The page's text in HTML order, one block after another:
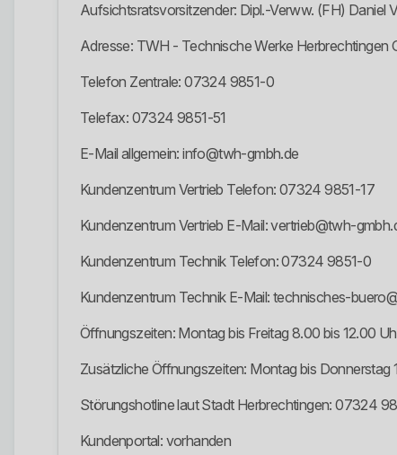
Aufsichtsratsvorsitzender: Dipl.-Verww. (FH) Daniel
Adresse: TWH - Technische Werke
Telefon Zentrale: 07324 9851-0
Telefax: 07324 9851-51
E-Mail allgemein: info@twh-gmbh.de
Kundenzentrum Vertrieb Telefon: 07324 9851-17
Kundenzentrum Vertrieb E-Mail: vertrieb@twh-
Kundenzentrum Technik Telefon: 07324 9851-0
Kundenzentrum Technik E-Mail: technisches-
Öffnungszeiten: Montag bis Freitag 8.00 bis 12.00
Zusätzliche Öffnungszeiten: Montag bis Donnerstag
Störungshotline laut Stadt Herbrechtingen: 07324
Kundenportal: vorhanden